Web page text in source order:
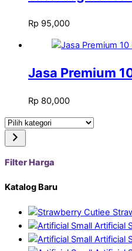
Rp 95,000
Jasa Premium
Rp 80,000
Pilih
kategori
Filter Harga
Katalog Baru
Artificial
Artificial